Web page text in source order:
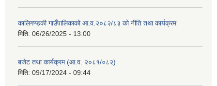
कालिगण्डकी गाउँपालिकाको आ.व.२०८२/८३ को नीति तथा कार्यक्रम
मिति: 06/26/2025 - 13:00
बजेट तथा कार्यक्रम (आ.व. २०८१/०८२)
मिति: 09/17/2024 - 09:44